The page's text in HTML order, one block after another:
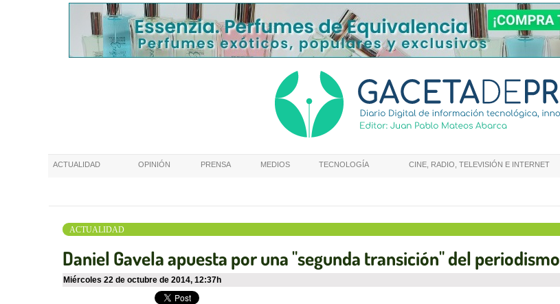
ACTUALIDAD OPINIÓN PRENSA MEDIOS TECNOLOGÍA CINE, RADIO, TELEVISIÓN E INTERNET
ACTUALIDAD
Daniel Gavela apuesta por una "segunda transición" del periodismo
miércoles 22 de octubre de 2014, 12:37h